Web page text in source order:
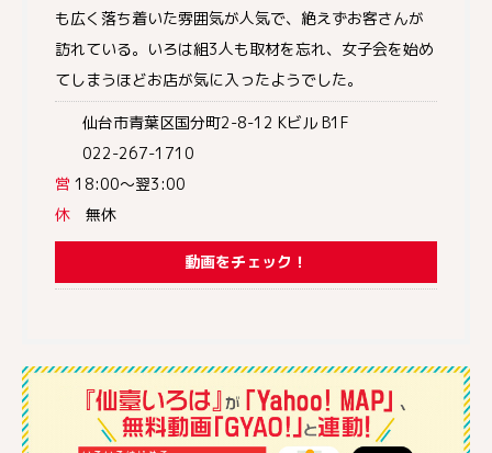
も広く落ち着いた雰囲気が人気で、絶えずお客さんが
訪れている。いろは組3人も取材を忘れ、女子会を始め
てしまうほどお店が気に入ったようでした。
仙台市青葉区国分町2-8-12 Kビル B1F
022-267-1710
営 18:00～翌3:00
休 無休
動画をチェック！